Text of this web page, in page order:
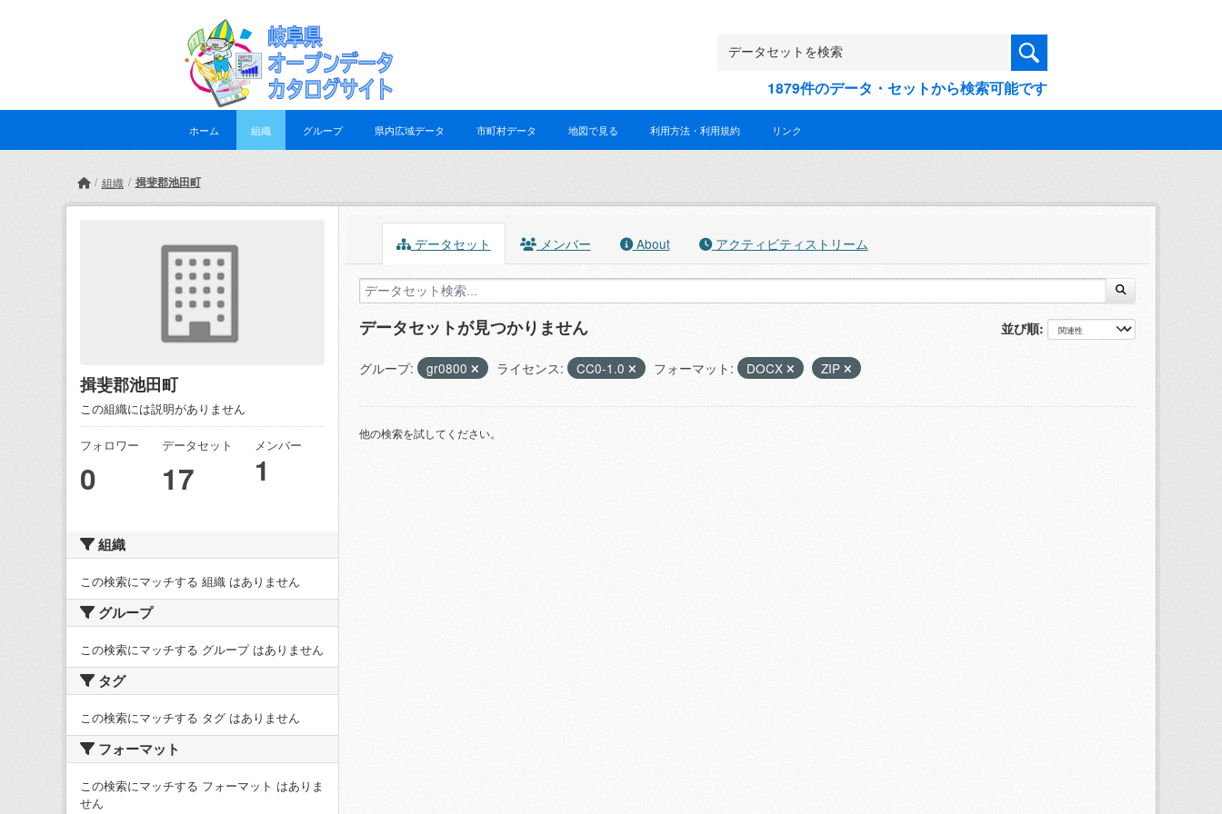
1879件のデータ・セットから検索可能です
ホーム 組織 グループ 県内広域データ 市町村データ 地図で見る 利用方法・利用規約 リンク
組織 揖斐郡池田町
揖斐郡池田町
この組織には説明がありません
フォロワー
0
データセット
17
メンバー
1
組織
この検索にマッチする 組織 はありません
グループ
この検索にマッチする グループ はありません
タグ
この検索にマッチする タグ はありません
フォーマット
この検索にマッチする フォーマット はありま
せん
データセット メンバー About アクティビティストリーム
並び順
データセットが見つかりません
グループ: gr0800 ライセンス: CC0-1.0 フォーマット: DOCX ZIP
他の検索を試してください。